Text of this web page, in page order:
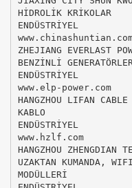
HİDROLİK KRİKOLAR
ENDÜSTRİYEL
ZHEJIANG EVERLAST
BENZİNLİ GENERATÖRLER
ENDÜSTRİYEL
www.elp-power.com
HANGZHOU LIFAN
KABLO
ENDÜSTRİYEL
www.hzlf.com
HANGZHOU ZHENGDIAN
UZAKTAN KUMANDA,
MODÜLLERİ